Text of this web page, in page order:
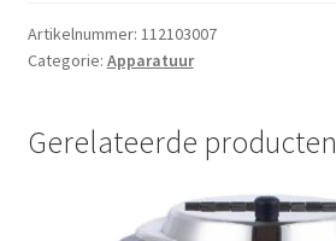
Artikelnummer: 112103007
Categorie: Apparatuur
Gerelateerde producten